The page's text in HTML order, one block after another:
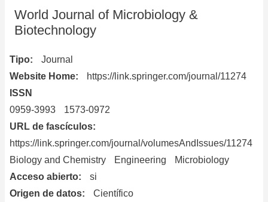
enlaces
de
a
la
navegación
World Journal of Microbiology &
Biotechnology
Tipo
Journal
Website Home
https://link.springer.com/journal/11274
ISSN
0959-3993
1573-0972
URL de fascículos
https://link.springer.com/journal/volumesAndIssues/11274
Biology and Chemistry
Engineering
Microbiology
Acceso abierto
si
Origen de datos
Científico